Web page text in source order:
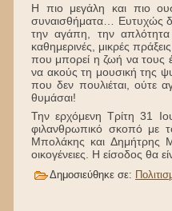
Η πιο μεγάλη και πιο
συναισθήματα… Ευτυχώς
την αγάπη, την
καθημερινές, μικρές
που μπορεί η ζωή να τους
να ακούς τη μουσική της
που δεν πουλιέται, ούτε
θυμάσαι!
Την ερχόμενη Τρίτη 31
φιλανθρωπικό σκοπό με
Μπολάκης και Δημήτρης
οικογένειες. Η είσοδος θα
Δημοσιεύθηκε σε: